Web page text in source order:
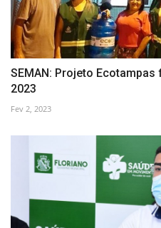
SEMAN: Projeto
2023
Fev 2, 2023